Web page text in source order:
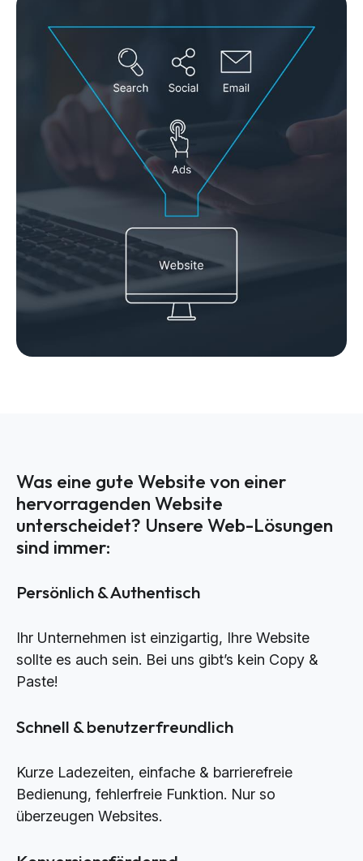
Was eine gute Website von einer
hervorragenden Website
unterscheidet? Unsere Web-Lösungen
sind immer:
Persönlich & Authentisch
Ihr Unternehmen ist einzigartig, Ihre Website
sollte es auch sein. Bei uns gibt’s kein Copy &
Paste!
Schnell & benutzerfreundlich
Kurze Ladezeiten, einfache & barrierefreie
Bedienung, fehlerfreie Funktion. Nur so
überzeugen Websites.